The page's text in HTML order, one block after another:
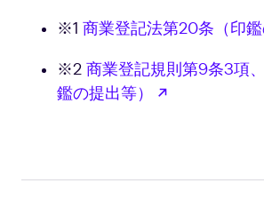
※1 商業登記法第20条（印鑑
※2 商業登記規則第9条3項
鑑の提出等）